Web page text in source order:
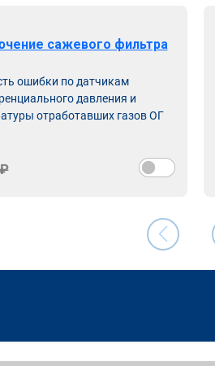
сажевого фильтра
ошибки по датчикам
давления и
отработавших газов ОГ